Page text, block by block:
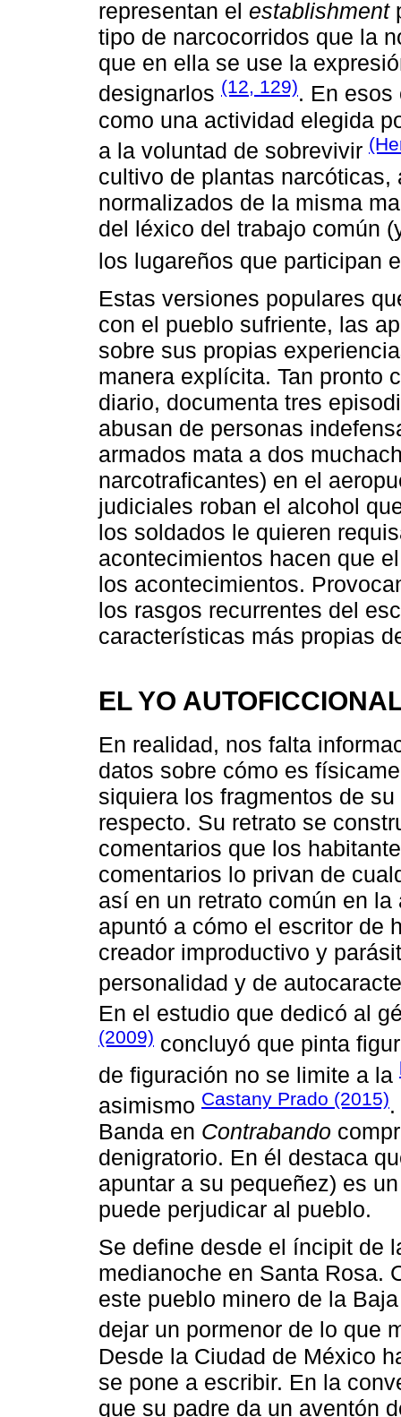
representan el establishment
tipo de narcocorridos que la
que en ella se use la
designarlos (12, 129). En esos
como una actividad elegida
a la voluntad de sobrevivir
cultivo de plantas
normalizados de la misma
del léxico del trabajo común
los lugareños que participan
Estas versiones populares
con el pueblo sufriente, las
sobre sus propias
manera explícita. Tan pronto
diario, documenta tres
abusan de personas
armados mata a dos
narcotraficantes) en el
judiciales roban el alcohol
los soldados le quieren
acontecimientos hacen que
los acontecimientos.
los rasgos recurrentes del
características más propias
EL YO
En realidad, nos falta
datos sobre cómo es
siquiera los fragmentos de
respecto. Su retrato se
comentarios que los
comentarios lo privan de
así en un retrato común en
apuntó a cómo el escritor de
creador improductivo y
personalidad y de
En el estudio que dedicó al
(2009) concluyó que pinta
de figuración no se limite a la
asimismo Castany Prado (2015)
Banda en Contrabando
denigratorio. En él destaca
apuntar a su pequeñez) es
puede perjudicar al pueblo.
Se define desde el íncipit de
medianoche en Santa Rosa.
este pueblo minero de la
dejar un pormenor de lo que
Desde la Ciudad de México
se pone a escribir. En la
que su padre da un aventón